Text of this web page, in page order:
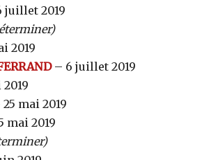
juillet 2019
2019
– 6 juillet 2019
mai 2019
mai 2019